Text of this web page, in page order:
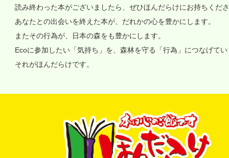
読み終わった本がございましたら、ぜひほんだらけにお持ちくだ
あなたとの出会いを終えた本が、だれかの心を豊かにします。
またその行為が、日本の森をも豊かにします。
Ecoに参加したい「気持ち」を、森林を守る「行為」につなげて
それがほんだらけです。